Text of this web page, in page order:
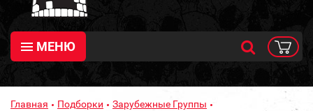
МЕНЮ
Главная Подборки
Зарубежные Группы